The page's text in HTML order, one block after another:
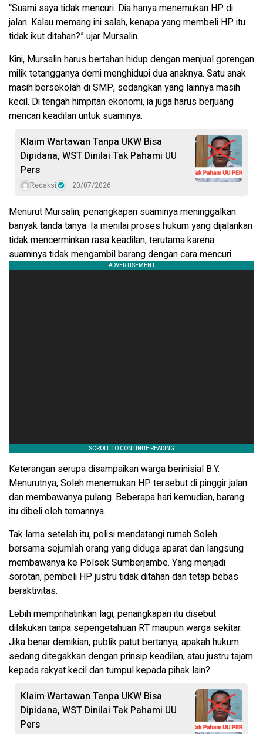
“Suami saya tidak mencuri. Dia hanya menemukan HP di
jalan. Kalau memang ini salah, kenapa yang membeli HP itu
tidak ikut ditahan?” ujar Mursalin.
Kini, Mursalin harus bertahan hidup dengan menjual gorengan
milik tetangganya demi menghidupi dua anaknya. Satu anak
masih bersekolah di SMP, sedangkan yang lainnya masih
kecil. Di tengah himpitan ekonomi, ia juga harus berjuang
mencari keadilan untuk suaminya.
Klaim Wartawan Tanpa UKW Bisa
Dipidana, WST Dinilai Tak Pahami UU
Pers
Redaksi 20/07/2026
Menurut Mursalin, penangkapan suaminya meninggalkan
banyak tanda tanya. Ia menilai proses hukum yang dijalankan
tidak mencerminkan rasa keadilan, terutama karena
suaminya tidak mengambil barang dengan cara mencuri.
Keterangan serupa disampaikan warga berinisial B.Y.
Menurutnya, Soleh menemukan HP tersebut di pinggir jalan
dan membawanya pulang. Beberapa hari kemudian, barang
itu dibeli oleh temannya.
Tak lama setelah itu, polisi mendatangi rumah Soleh
bersama sejumlah orang yang diduga aparat dan langsung
membawanya ke Polsek Sumberjambe. Yang menjadi
sorotan, pembeli HP justru tidak ditahan dan tetap bebas
beraktivitas.
Lebih memprihatinkan lagi, penangkapan itu disebut
dilakukan tanpa sepengetahuan RT maupun warga sekitar.
Jika benar demikian, publik patut bertanya, apakah hukum
sedang ditegakkan dengan prinsip keadilan, atau justru tajam
kepada rakyat kecil dan tumpul kepada pihak lain?
Klaim Wartawan Tanpa UKW Bisa
Dipidana, WST Dinilai Tak Pahami UU
Pers